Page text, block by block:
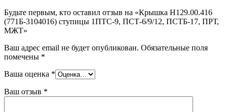
Будьте первым, кто оставил отзыв на «Крышка Н129.00.416
(771Б-3104016) ступицы 1ПТС-9, ПСТ-6/9/12, ПСТБ-17, ПРТ,
МЖТ»
Ваш адрес email не будет опубликован. Обязательные поля
помечены *
Ваша оценка *
Ваш отзыв *